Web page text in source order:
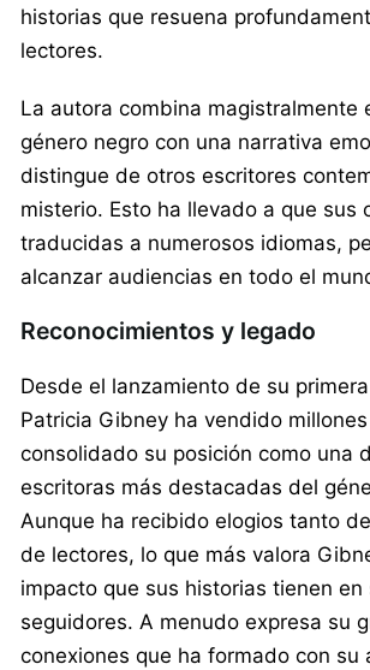
historias que resuena
lectores.
La autora combina magistralmente
género negro con una narrativa
distingue de otros escritores
misterio. Esto ha llevado a que sus
traducidas a numerosos idiomas,
alcanzar audiencias en todo el
Reconocimientos y legado
Desde el lanzamiento de su
Patricia Gibney ha vendido
consolidado su posición como una
escritoras más destacadas del
Aunque ha recibido elogios tanto
de lectores, lo que más valora
impacto que sus historias tienen en
seguidores. A menudo expresa su
conexiones que ha formado con su